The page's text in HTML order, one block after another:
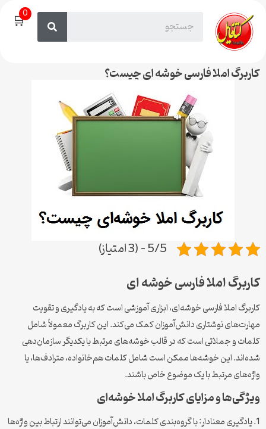
🛒0
کاربرگ املا فارسی خوشه ای چیست؟
5/5 - (3 امتیاز)
کاربرگ املا فارسی خوشه ای
کاربرگ املا فارسی خوشه‌ای، ابزاری آموزشی است که به یادگیری و تقویت
مهارت‌های نوشتاری دانش‌آموزان کمک می‌کند. این کاربرگ معمولاً شامل
کلمات و جملاتی است که در قالب خوشه‌های مرتبط با یکدیگر سازمان‌دهی
شده‌اند. این خوشه‌ها ممکن است شامل کلمات هم‌خانواده، مترادف‌ها، یا
واژه‌های مرتبط با یک موضوع خاص باشند.
ویژگی‌ها و مزایای کاربرگ املا خوشه‌ای
1. یادگیری معنادار: با گروه‌بندی کلمات، دانش‌آموزان می‌توانند ارتباط بین واژه‌ها